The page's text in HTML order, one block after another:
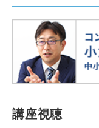
講座視聴